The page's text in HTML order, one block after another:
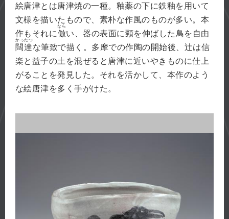
絵唐津とは唐津焼の一種。釉薬の下に鉄釉を用いて
文様を描いたもので、素朴な作風のものが多い。本
作もそれに倣
なら
い、器の表面に頸を伸ばした鳥を自由
闊達
かったつ
な筆致で描く。多摩での作陶の開始後、辻は信
楽と益子の土を混ぜると唐津に近いやきものに仕上
がることを発見した。それを活かして、本作のよう
な絵唐津を多く手がけた。